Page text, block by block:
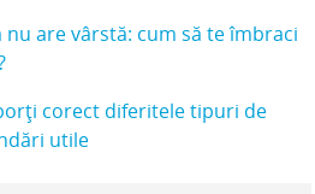
nu are vârstă: cum să te îmbraci
corect diferitele tipuri de
utile